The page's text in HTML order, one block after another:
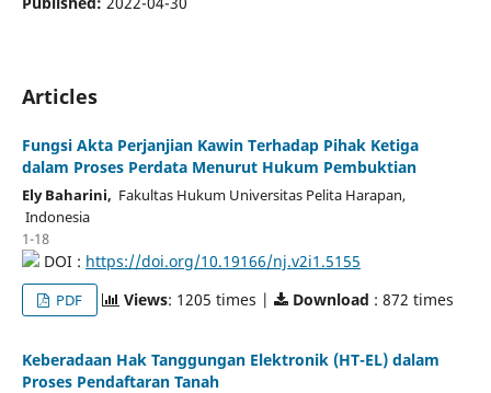
Articles
Fungsi Akta Perjanjian Kawin Terhadap Pihak Ketiga
dalam Proses Perdata Menurut Hukum Pembuktian
Ely Baharini, Fakultas Hukum Universitas Pelita Harapan,
Indonesia
1-18
DOI : https://doi.org/10.19166/nj.v2i1.5155
PDF Views: 1205 times | Download : 872 times
Keberadaan Hak Tanggungan Elektronik (HT-EL) dalam
Proses Pendaftaran Tanah